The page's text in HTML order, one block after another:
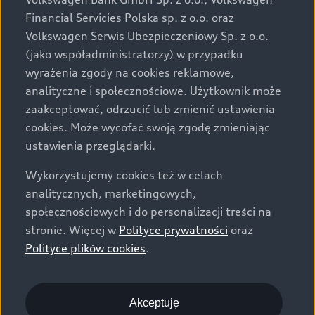
za dopłatą. Wiążące ustalenie ceny, wyposażenia i
specyfikacji pojazdu następują w umowie sprzedaży, a
określenie parametrów technicznych zawiera
świadectwo homologacji typu pojazdu. Zastrzegamy
sobie prawo do zmian i pomyłek. Wszelkie informacje
prezentowane na stronie są aktualne na dzień ich
zamieszczania. W celu uzyskania najnowszych
informacji prosimy kontaktować się z Partnerem Marki
Audi.
Wszystkie produkowane obecnie samochody marki Audi
są wykonywane z materiałów spełniających pod
względem możliwości odzysku i recyklingu wymagania
określone w normie ISO 22628 i są zgodne z
europejskimi świadectwami homologacji wydanymi wg
o.o. podlega obowiązkowi zapewnienia wszystkim
użytkownikom samochodów marki Volkswagen sieci
Financial Servicies Polska sp. z o.o. oraz
Volkswagen Serwis Ubezpieczeniowy Sp. z o.o.
(jako współadministratorzy) w przypadku
wyrażenia zgody na cookies reklamowe,
analityczne i społecznościowe. Użytkownik może
zaakceptować, odrzucić lub zmienić ustawienia
cookies. Może wycofać swoją zgodę zmieniając
ustawienia przeglądarki.
Wykorzystujemy cookies też w celach
analitycznych, marketingowych,
społecznościowych i do personalizacji treści na
stronie. Więcej w Polityce prywatności oraz
Polityce plików cookies.
Akceptuję